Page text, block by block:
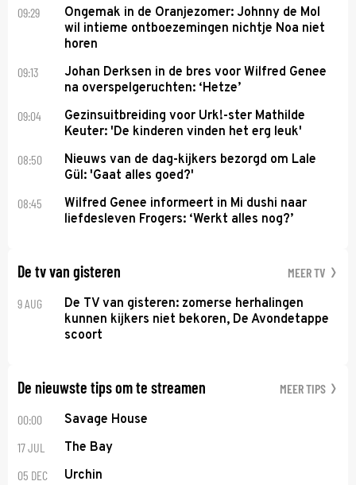
09:29
Ongemak in de Oranjezomer: Johnny de Mol
wil intieme ontboezemingen nichtje Noa niet
horen
09:13
Johan Derksen in de bres voor Wilfred Genee
na overspelgeruchten: ‘Hetze’
09:04
Gezinsuitbreiding voor Urk!-ster Mathilde
Keuter: 'De kinderen vinden het erg leuk'
08:50
Nieuws van de dag-kijkers bezorgd om Lale
Gül: 'Gaat alles goed?'
08:45
Wilfred Genee informeert in Mi dushi naar
liefdesleven Frogers: ‘Werkt alles nog?’
De tv van gisteren MEER TV
9 AUG
De TV van gisteren: zomerse herhalingen
kunnen kijkers niet bekoren, De Avondetappe
scoort
De nieuwste tips om te streamen MEER TIPS
00:00 Savage House
17 JUL The Bay
05 DEC Urchin